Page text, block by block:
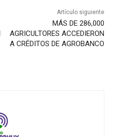
Artículo siguiente
MÁS DE 286,000
AGRICULTORES ACCEDIERON
A CRÉDITOS DE AGROBANCO